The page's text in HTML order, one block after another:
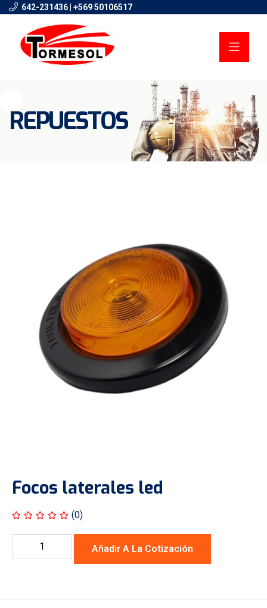
642-231436 | +569 50106517
REPUESTOS
Focos laterales led
(0)
Añadir A La Cotización